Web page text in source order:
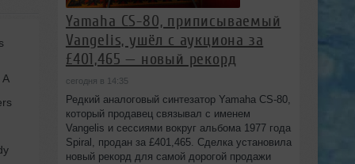
Yamaha CS-80, приписываемый
Vangelis, ушёл с аукциона за
£401,465 — новый рекорд
сегодня в 14:35
Редкий аналоговый синтезатор Yamaha CS-80,
который продавец связывал с именем
Vangelis и сессиями вокруг альбома 1977 года
Spiral, продан за £401,465. Сделка установила
новый рекорд для самой дорогой продажи